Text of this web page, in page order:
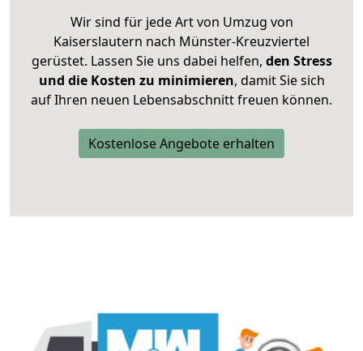
Wir sind für jede Art von Umzug von
Kaiserslautern nach Münster-Kreuzviertel
gerüstet. Lassen Sie uns dabei helfen, den Stress
und die Kosten zu minimieren, damit Sie sich
auf Ihren neuen Lebensabschnitt freuen können.
Kostenlose Angebote erhalten